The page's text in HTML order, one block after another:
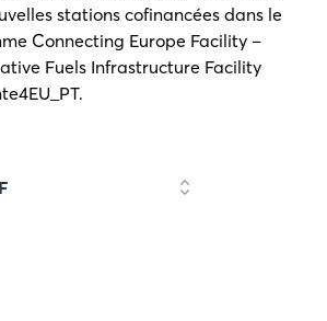
stations cofinancées dans le
Connecting Europe Facility –
Fuels Infrastructure Facility